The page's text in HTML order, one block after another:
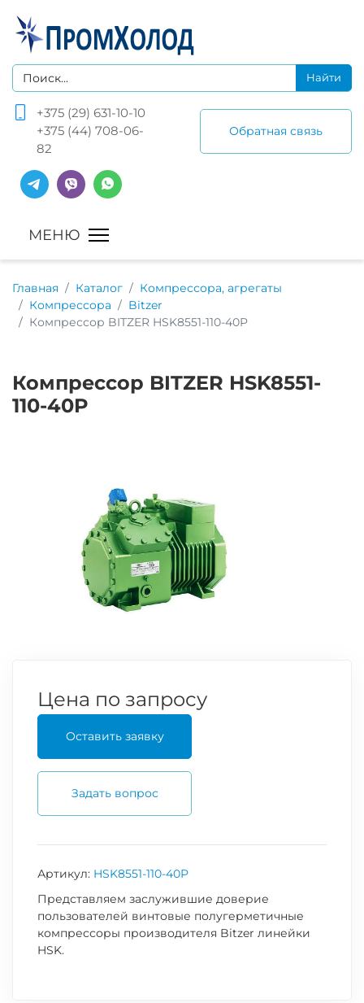
+375 (29) 631-10-10
+375 (44) 708-06-
82
Обратная связь
Главная Каталог
Компрессора, агрегаты
Компрессора
Bitzer
Компрессор BITZER HSK8551-110-40P
Компрессор BITZER HSK8551-
110-40P
Цена по запросу
Оставить заявку
Задать вопрос
Артикул: HSK8551-110-40P
Представляем заслужившие доверие
пользователей винтовые полугерметичные
компрессоры производителя Bitzer линейки
HSK.